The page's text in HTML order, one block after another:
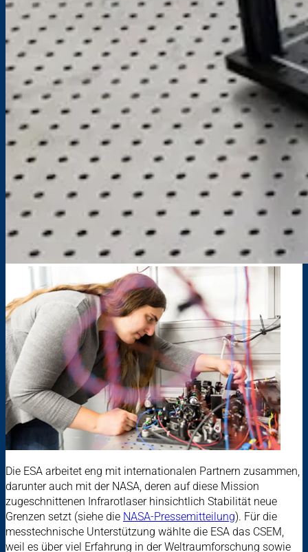
Die ESA arbeitet eng mit internationalen Partnern zusammen,
darunter auch mit der NASA, deren auf diese Mission
zugeschnittenen Infrarotlaser hinsichtlich Stabilität neue
Grenzen setzt (siehe die NASA-Pressemitteilung). Für die
messtechnische Unterstützung wählte die ESA das CSEM,
weil es über viel Erfahrung in der Weltraumforschung sowie